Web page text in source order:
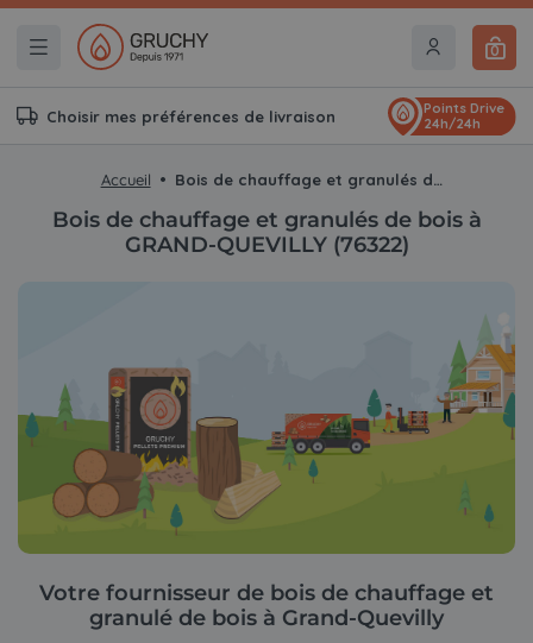
0
Choisir mes préférences de livraison
Points Drive
24h/24h
Accueil Bois de chauffage et granulés de bois à GRAND-QUEVILLY (76322)
Bois de chauffage et granulés de bois à
GRAND-QUEVILLY (76322)
Votre fournisseur de bois de chauffage et
granulé de bois à Grand-Quevilly